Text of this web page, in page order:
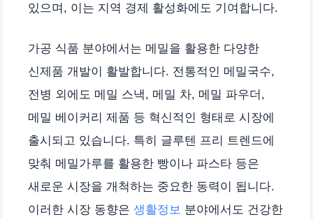
있으며, 이는 지역 경제 활성화에도 기여합니다.
가공 식품 분야에서는 메밀을 활용한 다양한
신제품 개발이 활발합니다. 전통적인 메밀국수,
전병 외에도 메밀 스낵, 메밀 차, 메밀 파우더,
메밀 베이커리 제품 등 혁신적인 형태로 시장에
출시되고 있습니다. 특히 글루텐 프리 트렌드에
맞춰 메밀가루를 활용한 빵이나 파스타 등은
새로운 시장을 개척하는 중요한 동력이 됩니다.
이러한 시장 동향은 생활정보 분야에서도 건강한